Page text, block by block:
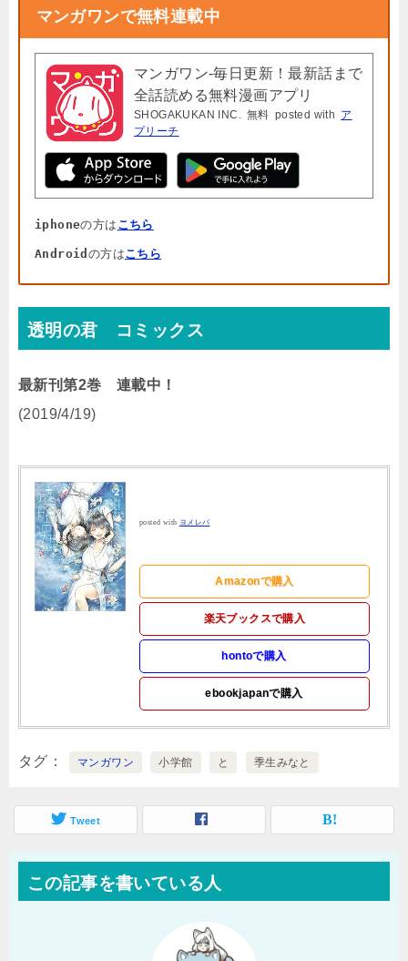
マンガワンで無料連載中
マンガワン-毎日更新！最新話まで
全話読める無料漫画アプリ
SHOGAKUKAN INC. 無料 posted with ア
プリーチ
iphoneの方は こちら
Android の方はこちら
透明の君 コミックス
最新刊第2巻 連載中！
(2019/4/19)
posted with ヨメレバ
Amazonで購入
楽天ブックスで購入
hontoで購入
ebookjapanで購入
タグ マンガワン 小学館 と 季生みなと
Tweet
この記事を書いている人